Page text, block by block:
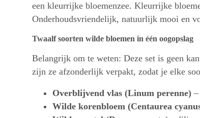
een kleurrijke bloemenzee. Kleurrijke
Onderhoudsvriendelijk, natuurlijk mooi en
Twaalf soorten wilde bloemen in één oogopslag
Belangrijk om te weten: Deze set is geen
zijn ze afzonderlijk verpakt, zodat je elke
Overblijvend vlas (Linum perenne)
Wilde korenbloem (Centaurea